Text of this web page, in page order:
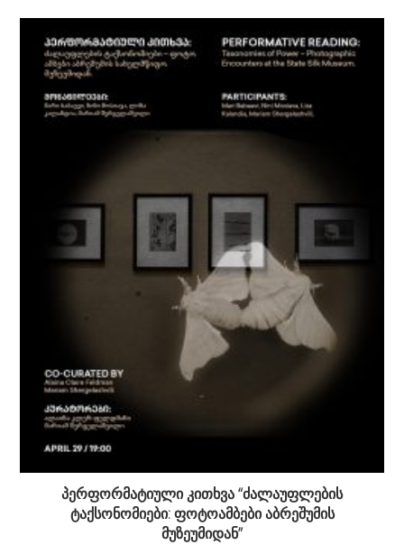
პერფორმატიული კითხვა “ძალაუფლების
ტაქსონომიები: ფოტოამბები აბრეშუმის
მუზეუმიდან”